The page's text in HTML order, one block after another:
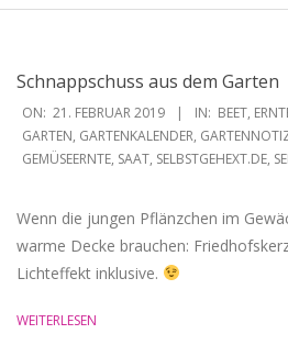
Schnappschuss aus dem Garten
2019-
02-
21
ON: 21. FEBRUAR 2019 IN: BEET,
GARTEN, GARTENKALENDER,
GEMÜSEERNTE, SAAT, SELBSTGEHEXT.DE,
Wenn die jungen Pflänzchen im
warme Decke brauchen:
Lichteffekt inklusive.
WEITERLESEN